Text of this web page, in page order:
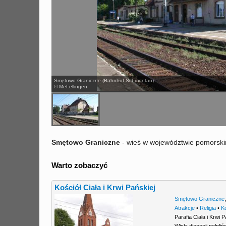
Smętowo Graniczne (Bahnhof Schmentau)
© Mef.ellingen
Smętowo Graniczne - wieś w województwie
Warto zobaczyć
Kościół Ciała i Krwi Pańskiej
Smętowo Graniczne
Atrakcje • Religia •
Parafia Ciała i Krwi